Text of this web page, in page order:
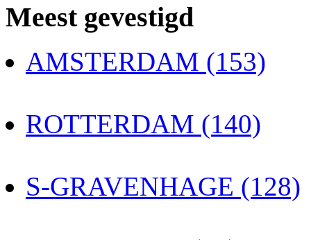
Meest gevestigd
AMSTERDAM (153)
ROTTERDAM (140)
S-GRAVENHAGE (128)